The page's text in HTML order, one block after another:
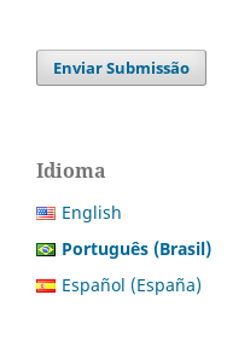
Enviar Submissão
Idioma
English
Português (Brasil)
Español (España)